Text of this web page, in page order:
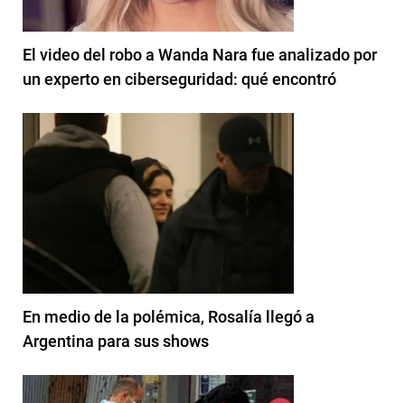
El video del robo a Wanda Nara fue analizado por
un experto en ciberseguridad: qué encontró
En medio de la polémica, Rosalía llegó a
Argentina para sus shows